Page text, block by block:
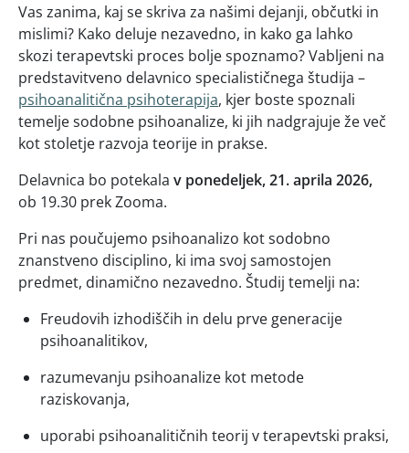
Vas zanima, kaj se skriva za našimi dejanji, občutki in
mislimi? Kako deluje nezavedno, in kako ga lahko
skozi terapevtski proces bolje spoznamo? Vabljeni na
predstavitveno delavnico specialističnega študija –
psihoanalitična psihoterapija, kjer boste spoznali
temelje sodobne psihoanalize, ki jih nadgrajuje že več
kot stoletje razvoja teorije in prakse.
Delavnica bo potekala v ponedeljek, 21. aprila 2026,
ob 19.30 prek Zooma.
Pri nas poučujemo psihoanalizo kot sodobno
znanstveno disciplino, ki ima svoj samostojen
predmet, dinamično nezavedno. Študij temelji na:
Freudovih izhodiščih in delu prve generacije
psihoanalitikov,
razumevanju psihoanalize kot metode
raziskovanja,
uporabi psihoanalitičnih teorij v terapevtski praksi,